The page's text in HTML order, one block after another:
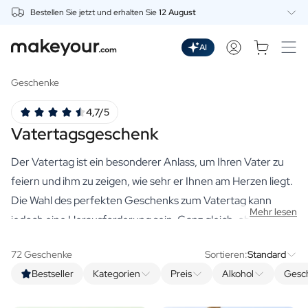
Bestellen Sie jetzt und erhalten Sie12 August
Getränke
Personalisierter Gin
Personalisierter Wodka
Personalisierter Rum
Personalisiertes Limoncello
Personalisierter Wermut
Personalisierter Spritz
Personalisierter Tequila
Biere
Personalisierter Rotwein
AI
Geschenke
Vatertagsgeschenk
4,7/5
Der Vatertag ist ein besonderer Anlass, um Ihren Vater zu
feiern und ihm zu zeigen, wie sehr er Ihnen am Herzen liegt.
Die Wahl des perfekten Geschenks zum Vatertag kann
jedoch eine Herausforderung sein. Ganz gleich, ob Ihr Vater
ein Genießer der schönen Dinge des Lebens ist, unser
Sortiment an hochwertigen, personalisierten Geschenken
Mehr lesen
Bestseller Kategorien Preis Alkohol
72 Geschenke Sortieren:Standard